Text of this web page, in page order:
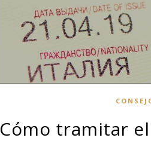
Cómo tramitar